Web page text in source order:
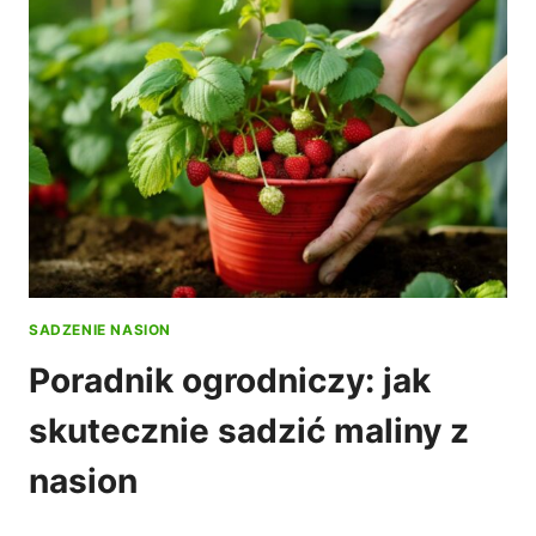
SADZENIE NASION
Poradnik ogrodniczy: jak
skutecznie sadzić maliny z
nasion